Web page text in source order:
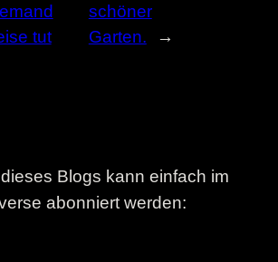
tut
schöner
Garten.
→
Blogs kann einfach im
abonniert werden: